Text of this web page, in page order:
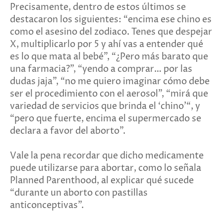
Precisamente, dentro de estos últimos se
destacaron los siguientes: “encima ese chino es
como el asesino del zodiaco. Tenes que despejar
X, multiplicarlo por 5 y ahí vas a entender qué
es lo que mata al bebé”, “¿Pero más barato que
una farmacia?”, “yendo a comprar… por las
dudas jaja”, “no me quiero imaginar cómo debe
ser el procedimiento con el aerosol”, “mirá que
variedad de servicios que brinda el ‘chino’“, y
“pero que fuerte, encima el supermercado se
declara a favor del aborto”.
Vale la pena recordar que dicho medicamente
puede utilizarse para abortar, como lo señala
Planned Parenthood, al explicar qué sucede
“durante un aborto con pastillas
anticonceptivas”.